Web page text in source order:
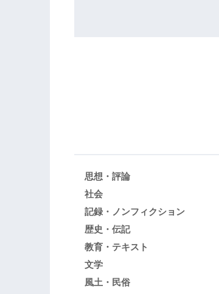
思想・評論
社会
記録・ノンフィクション
歴史・伝記
教育・テキスト
文学
風土・民俗